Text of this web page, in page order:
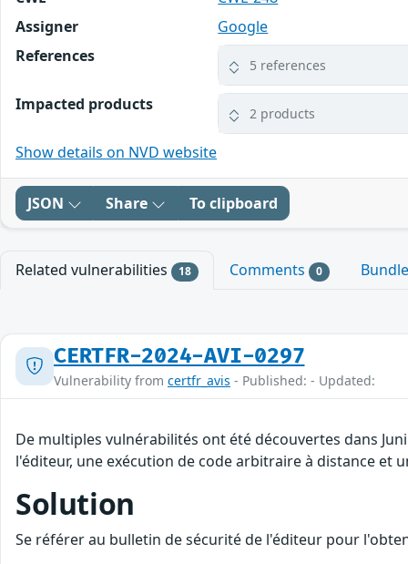
Assigner
Google
References
5 references
Impacted products 2 products
Show details on NVD website
JSON Share To clipboard
Related vulnerabilities 18 Comments 0
CERTFR-2024-AVI-0297
Vulnerability from certfr_avis - Published: - Updated:
De multiples vulnérabilités ont été découvertes dans
l'éditeur, une exécution de code arbitraire à distance et
Solution
Se référer au bulletin de sécurité de l'éditeur pour